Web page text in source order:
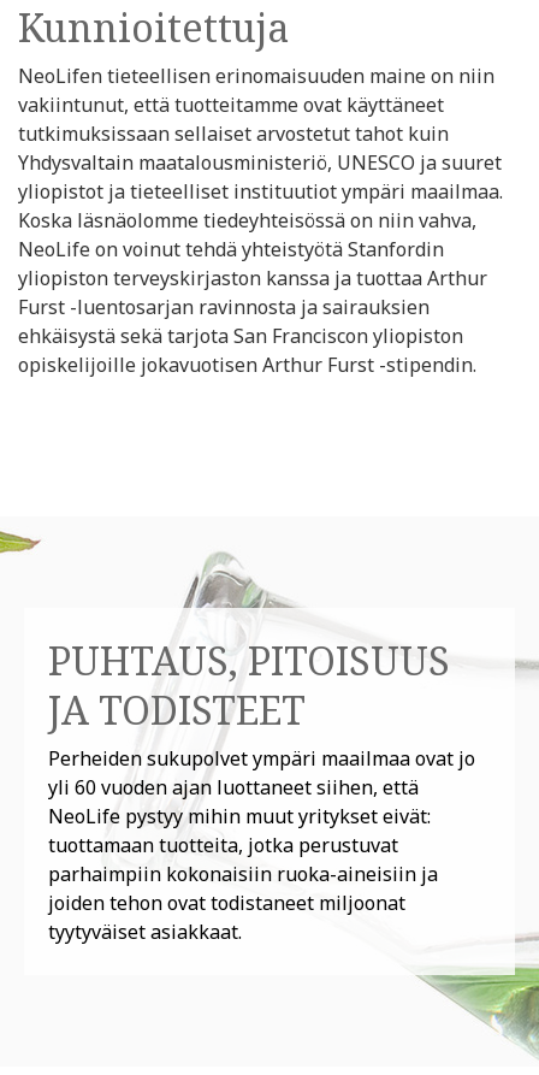
Kunnioitettuja
NeoLifen tieteellisen erinomaisuuden maine on niin
vakiintunut, että tuotteitamme ovat käyttäneet
tutkimuksissaan sellaiset arvostetut tahot kuin
Yhdysvaltain maatalousministeriö, UNESCO ja suuret
yliopistot ja tieteelliset instituutiot ympäri maailmaa.
Koska läsnäolomme tiedeyhteisössä on niin vahva,
NeoLife on voinut tehdä yhteistyötä Stanfordin
yliopiston terveyskirjaston kanssa ja tuottaa Arthur
Furst -luentosarjan ravinnosta ja sairauksien
ehkäisystä sekä tarjota San Franciscon yliopiston
opiskelijoille jokavuotisen Arthur Furst -stipendin.
PUHTAUS, PITOISUUS
JA TODISTEET
Perheiden sukupolvet ympäri maailmaa ovat jo
yli 60 vuoden ajan luottaneet siihen, että
NeoLife pystyy mihin muut yritykset eivät:
tuottamaan tuotteita, jotka perustuvat
parhaimpiin kokonaisiin ruoka-aineisiin ja
joiden tehon ovat todistaneet miljoonat
tyytyväiset asiakkaat.